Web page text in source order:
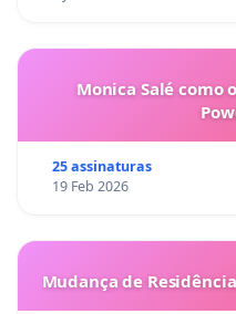
Monica Salé como
25 assinaturas
19 Feb 2026
Mudança de